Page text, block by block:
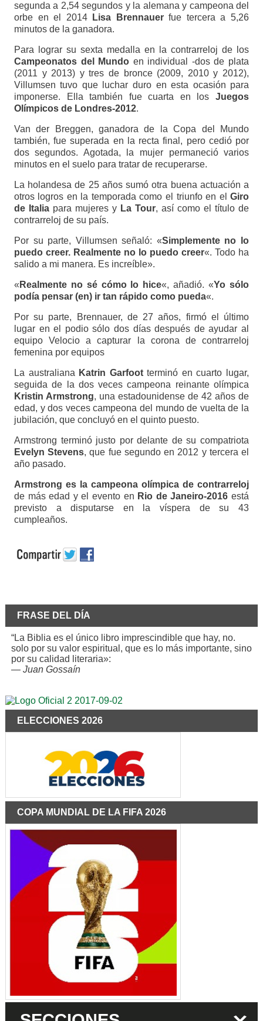
segunda a 2,54 segundos y la alemana y campeona del
orbe en el 2014
Lisa Brennauerfue tercera a 5,26
minutos de la ganadora.
Para lograr su sexta medalla en la contrarreloj de los
Campeonatos del Mundo en individual -dos de plata
(2011 y 2013) y tres de bronce (2009, 2010 y 2012),
Villumsen tuvo que luchar duro en esta ocasión para
imponerse. Ella también fue cuarta en losJuegos
Olímpicos de Londres-2012.
Van der Breggen, ganadora de la Copa del Mundo
también, fue superada en la recta final, pero cedió por
dos segundos. Agotada, la mujer permaneció varios
minutos en el suelo para tratar de recuperarse.
La holandesa de 25 años sumó otra buena actuación a
otros logros en la temporada como el triunfo en elGiro
de Italiapara mujeres y La Tour, así como el título de
contrarreloj de su país.
Por su parte, Villumsen señaló: «Simplemente no lo
puedo creer. Realmente no lo puedo creer«. Todo ha
salido a mi manera. Es increíble».
« Realmente no sé cómo lo hice«, añadió. «Yo sólo
podía pensar (en) ir tan rápido como pueda«.
Por su parte, Brennauer, de 27 años, firmó el último
lugar en el podio sólo dos días después de ayudar al
equipo Velocio a capturar la corona de contrarreloj
femenina por equipos
La australiana Katrin Garfootterminó en cuarto lugar,
seguida de la dos veces campeona reinante olímpica
Kristin Armstrong, una estadounidense de 42 años de
edad, y dos veces campeona del mundo de vuelta de la
jubilación, que concluyó en el quinto puesto.
Armstrong terminó justo por delante de su compatriota
Evelyn Stevens, que fue segundo en 2012 y tercera el
año pasado.
Armstrong es la campeona olímpica de contrarreloj
de más edad y el evento en Rio de Janeiro-2016 está
previsto a disputarse en la víspera de su 43
cumpleaños.
FRASE DEL DÍA
“La Biblia es el único libro imprescindible que hay, no.
solo por su valor espiritual, que es lo más importante, sino
por su calidad literaria»:
— Juan Gossaín
ELECCIONES 2026
COPA MUNDIAL DE LA FIFA 2026